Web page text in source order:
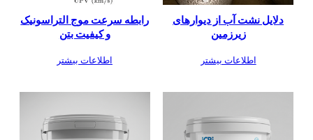
دلایل نشت آب از دیوارهای
زیرزمین
اطلاعات بیشتر
رابطه سرعت موج التراسونیک
و کیفیت بتن
اطلاعات بیشتر